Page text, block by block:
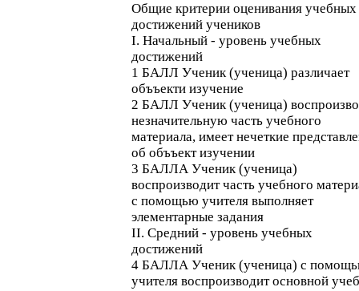
Общие критерии оценивания учебных
достижений учеников
I. Начальный - уровень учебных
достижений
1 БАЛЛ Ученик (ученица) различает
объъекти изучение
2 БАЛЛ Ученик (ученица)
незначительную часть учебного
материала, имеет нечеткие
об объъект изучении
3 БАЛЛА Ученик (ученица)
воспроизводит часть учебного
с помощью учителя выполняет
элементарные задания
II. Средний - уровень учебных
достижений
4 БАЛЛА Ученик (ученица) с
учителя воспроизводит основной